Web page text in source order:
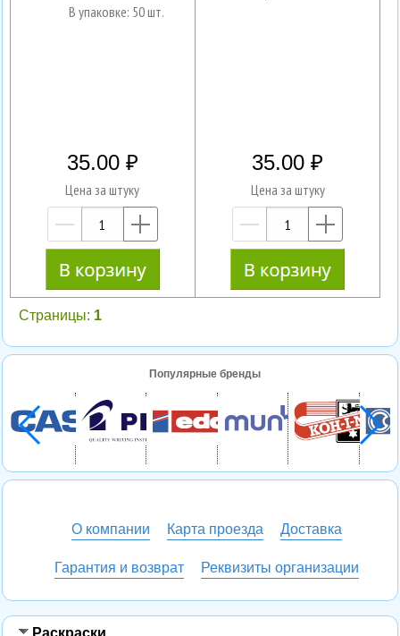
Раскраски
В упаковке: 50 шт.
35.00
Цена за штуку
—
35.00
Цена за штуку
—
Страницы: 1
Популярные бренды
О компании Карта проезда Доставка
Гарантия и возврат Реквизиты организации